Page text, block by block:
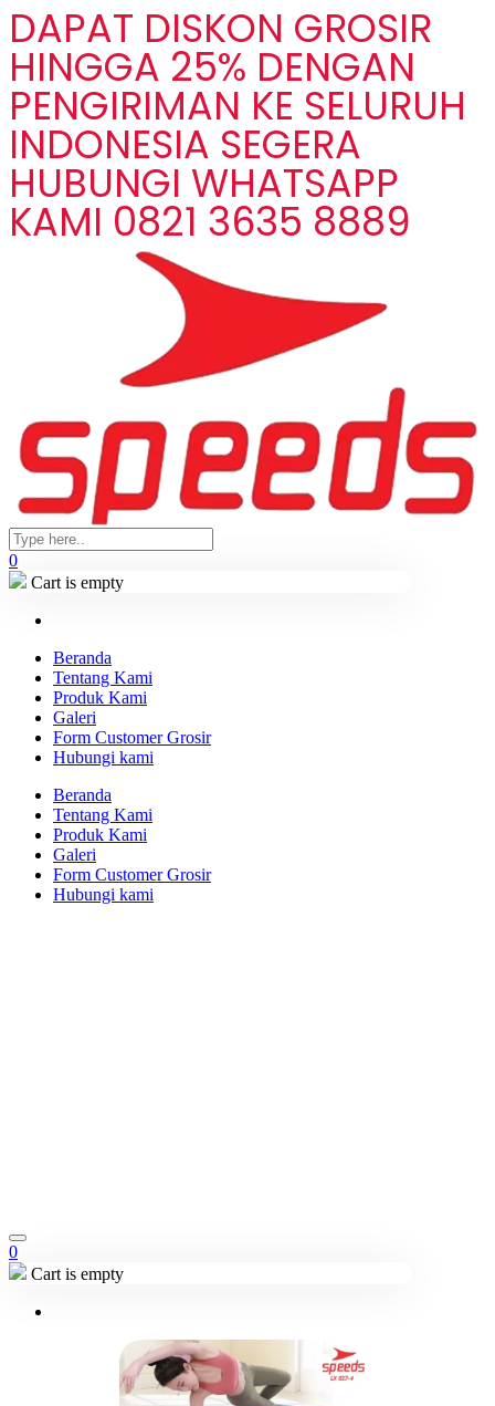
DAPAT DISKON GROSIR
HINGGA 25% DENGAN
PENGIRIMAN KE SELURUH
INDONESIA SEGERA
HUBUNGI WHATSAPP
KAMI 0821 3635 8889
0
Cart is empty
Beranda
Tentang Kami
Produk Kami
Galeri
Form Customer Grosir
Hubungi kami
Beranda
Tentang Kami
Produk Kami
Galeri
Form Customer Grosir
Hubungi kami
0
Cart is empty